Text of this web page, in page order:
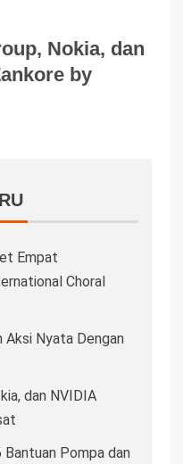
Nokia, dan
by
Empat
Choral
Aksi Nyata Dengan
dan NVIDIA
Bantuan Pompa dan